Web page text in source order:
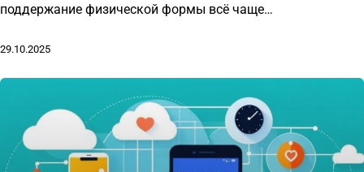
поддержание физической формы всё чаще…
29.10.2025